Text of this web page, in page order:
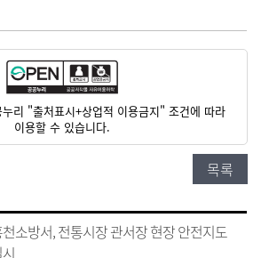
리 "출처표시+상업적 이용금지" 조건에 따라
이용할 수 있습니다.
목록
소방서, 전통시장 관서장 현장 안전지도